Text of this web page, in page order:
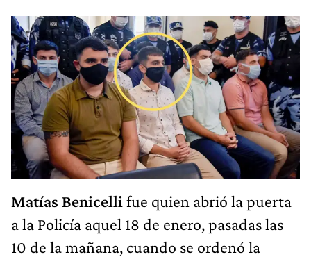
Matías Benicelli fue quien abrió la puerta
a la Policía aquel 18 de enero, pasadas las
10 de la mañana, cuando se ordenó la